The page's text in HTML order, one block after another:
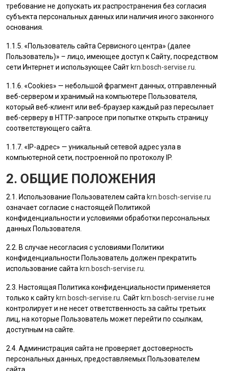
требование не допускать их распространения без согласия
субъекта персональных данных или наличия иного законного
основания.
1.1.5. «Пользователь сайта Сервисного центра» (далее
Пользователь)» – лицо, имеющее доступ к Сайту, посредством
сети Интернет и использующее Сайт krn.bosch-servise.ru
1.1.6. «Cookies» — небольшой фрагмент данных, отправленный
веб-сервером и хранимый на компьютере Пользователя,
который веб-клиент или веб-браузер каждый раз пересылает
веб-серверу в HTTP-запросе при попытке открыть страницу
соответствующего сайта.
1.1.7. «IP-адрес» — уникальный сетевой адрес узла в
компьютерной сети, построенной по протоколу IP.
2. ОБЩИЕ ПОЛОЖЕНИЯ
2.1. Использование Пользователем сайта krn.bosch-servise.ru
означает согласие с настоящей Политикой
конфиденциальности и условиями обработки персональных
данных Пользователя
2.2. В случае несогласия с условиями Политики
конфиденциальности Пользователь должен прекратить
использование сайта krn.bosch-servise.ru
2.3. Настоящая Политика конфиденциальности применяется
только к сайту krn.bosch-servise.ru . Сайт krn.bosch-servise.ru не
контролирует и не несет ответственность за сайты третьих
лиц, на которые Пользователь может перейти по ссылкам,
доступным на сайте.
2.4. Администрация сайта не проверяет достоверность
персональных данных, предоставляемых Пользователем